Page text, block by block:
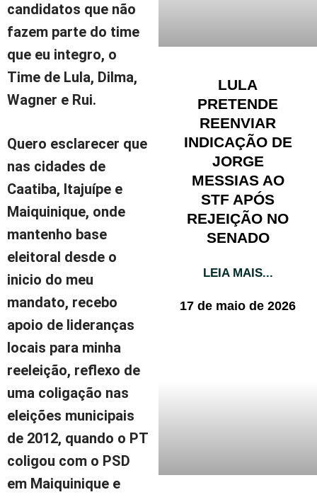
candidatos que não
fazem parte do time
que eu integro, o
Time de Lula, Dilma,
Wagner e Rui.
Quero esclarecer que
nas cidades de
Caatiba, Itajuípe e
Maiquinique, onde
mantenho base
eleitoral desde o
inicio do meu
mandato, recebo
apoio de lideranças
locais para minha
reeleição, reflexo de
uma coligação nas
eleições municipais
de 2012, quando o PT
coligou com o PSD
em Maiquinique e
LULA
PRETENDE
REENVIAR
INDICAÇÃO DE
JORGE
MESSIAS AO
STF APÓS
REJEIÇÃO NO
SENADO
LEIA MAIS...
17 de maio de 2026